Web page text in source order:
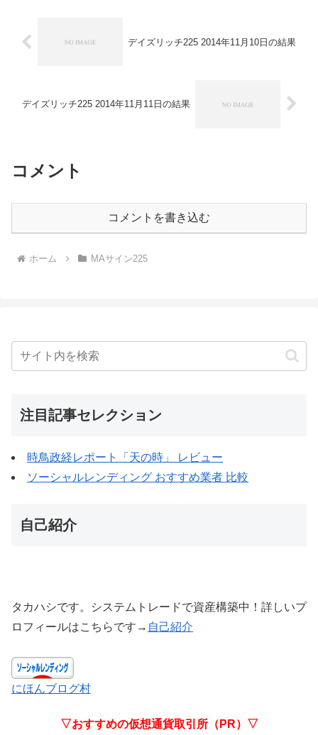
デイズリッチ225 2014年11月10日の結果
デイズリッチ225 2014年11月11日の結果
コメント
コメントを書き込む
ホーム MAサイン225
注目記事セレクション
時鳥政経レポート「天の時」 レビュー
ソーシャルレンディング おすすめ業者 比較
自己紹介
タカハシです。システムトレードで資産構築中！詳しいプ
ロフィールはこちらです→ 自己紹介
にほんブログ村
▽おすすめの仮想通貨取引所（PR）▽